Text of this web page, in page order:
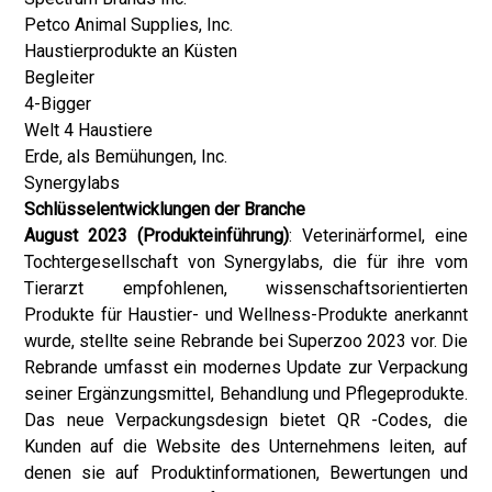
Petco Animal Supplies, Inc.
Haustierprodukte an Küsten
Begleiter
4-Bigger
Welt 4 Haustiere
Erde, als Bemühungen, Inc.
Synergylabs
Schlüsselentwicklungen der Branche
August 2023 (Produkteinführung): Veterinärformel, eine
Tochtergesellschaft von Synergylabs, die für ihre vom
Tierarzt empfohlenen, wissenschaftsorientierten
Produkte für Haustier- und Wellness-Produkte anerkannt
wurde, stellte seine Rebrande bei Superzoo 2023 vor. Die
Rebrande umfasst ein modernes Update zur Verpackung
seiner Ergänzungsmittel, Behandlung und Pflegeprodukte.
Das neue Verpackungsdesign bietet QR -Codes, die
Kunden auf die Website des Unternehmens leiten, auf
denen sie auf Produktinformationen, Bewertungen und